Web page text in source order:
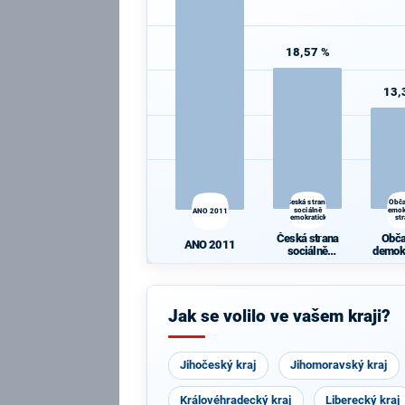
ANO 2011
ANO 2011
18,57 %
Česká strana
sociálně
demokratická
Česká strana
sociálně
Jak se volilo ve vašem kraji?
Jihočeský kraj Jihomoravský kraj
Královéhradecký kraj Liberecký kraj